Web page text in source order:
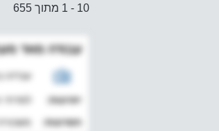
10 - 1 מתוך 655
עבודה מאד
עבד/ה
יתרונות:
חסרונות: